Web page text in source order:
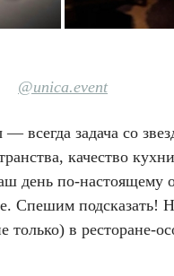
@unica.event
всегда задача со
качество
день по-
Спешим подсказать!
только) в ресторане-